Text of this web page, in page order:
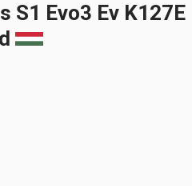
S1 Evo3 Ev K127E